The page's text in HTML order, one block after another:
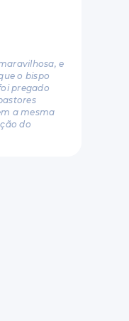
e
o bispo
pregado
a mesma
do